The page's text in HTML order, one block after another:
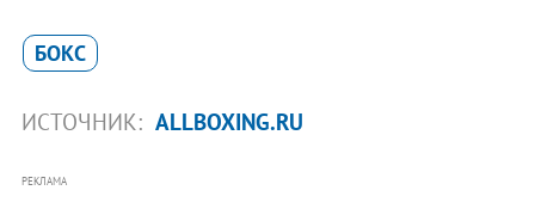
БОКС
ИСТОЧНИК: ALLBOXING.RU
РЕКЛАМА